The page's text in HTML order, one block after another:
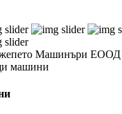
Машинъри ЕООД
машини